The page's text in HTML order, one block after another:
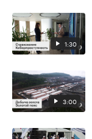
1:30
3:00